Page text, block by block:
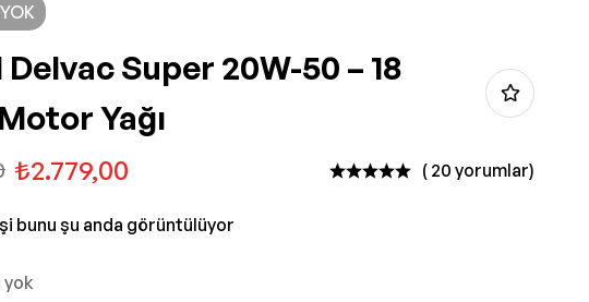
Super 20W-50 – 18
Yağı
₺2.779,00 ( 20 yorumlar)
bunu şu anda görüntülüyor
yok